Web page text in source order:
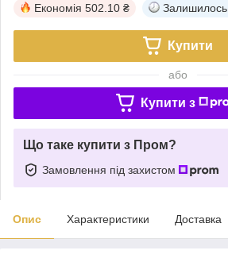
Економія 502.10 ₴ Залишилось
Купити
або
Купити з
Що таке купити з Пром?
Замовлення під захистом
Опис Характеристики Доставка